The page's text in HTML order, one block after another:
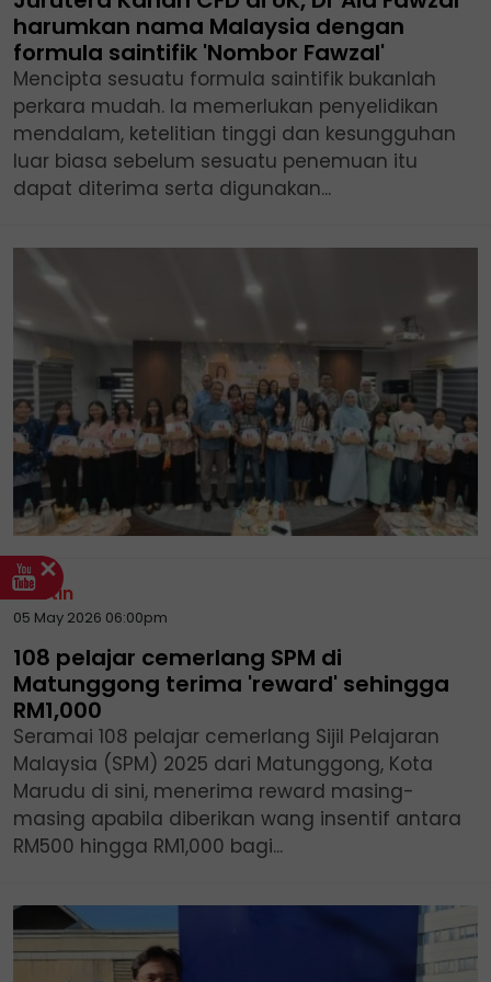
harumkan nama Malaysia dengan
formula saintifik 'Nombor Fawzal'
Mencipta sesuatu formula saintifik bukanlah
perkara mudah. Ia memerlukan penyelidikan
mendalam, ketelitian tinggi dan kesungguhan
luar biasa sebelum sesuatu penemuan itu
dapat diterima serta digunakan...
Buletin
05 May 2026 06:00pm
108 pelajar cemerlang SPM di
Matunggong terima 'reward' sehingga
RM1,000
Seramai 108 pelajar cemerlang Sijil Pelajaran
Malaysia (SPM) 2025 dari Matunggong, Kota
Marudu di sini, menerima reward masing-
masing apabila diberikan wang insentif antara
RM500 hingga RM1,000 bagi...